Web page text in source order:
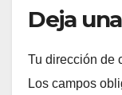
Deja
Tu dirección de
Los campos